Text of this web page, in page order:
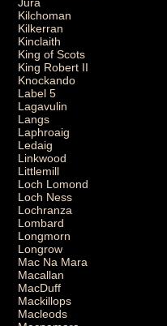
Kilchoman
Kilkerran
Kinclaith
King of Scots
King Robert II
Knockando
Label 5
Lagavulin
Langs
Laphroaig
Ledaig
Linkwood
Littlemill
Loch Lomond
Loch Ness
Lochranza
Lombard
Longmorn
Longrow
Mac Na Mara
Macallan
MacDuff
Mackillops
Macleods